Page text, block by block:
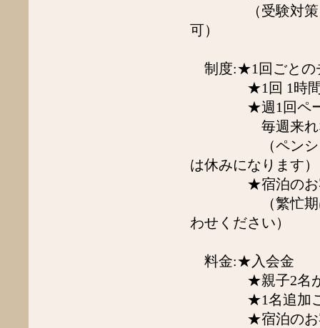
（受験対策、英
可）
制度:★1回ごと
★1回 1時間程度
★週1回ペース
毎週来れなく
（ペンション
は休みになります）
★宿泊のお客様
（繁忙期はで
わせください）
料金:★入会金
★親子2名が基
★1名追加ごと
★宿泊のお客